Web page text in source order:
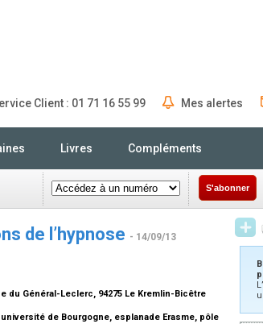
Client : 01 71 16 55 99 Mes alertes
Livres Compléments
S'abonner
de l’hypnose - 14/09/13
du Général-Leclerc, 94275 Le Kremlin-Bicêtre
de Bourgogne, esplanade Erasme, pôle